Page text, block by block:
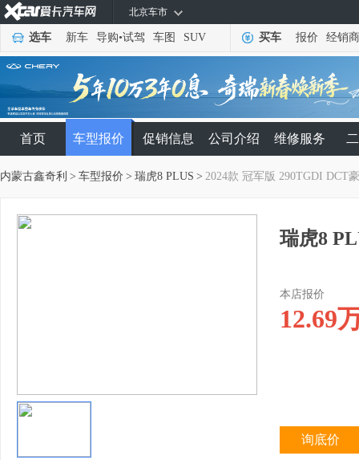
北京车市
选车 新车 导购•试驾 车图 SUV 买车 报价 经销商
首页 车型报价 促销信息 公司介绍 维修服务
内蒙古鑫奇利 > 车型报价 > 瑞虎8 PLUS > 2024款 冠军版 290TGDI DCT
瑞虎8
本店报价
12.69
询底价